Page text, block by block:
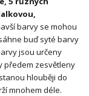
barvy se mohou
buď syté barvy
jsou určeny
předem zesvětleny
hlouběji do
mnohem déle.